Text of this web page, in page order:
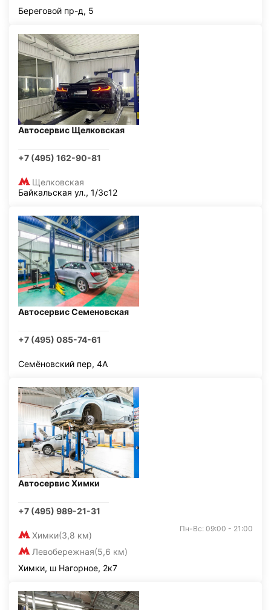
Береговой пр-д, 5
Автосервис Щелковская
+7 (495) 162-90-81
Щелковская
Байкальская ул., 1/3с12
Автосервис Семеновская
+7 (495) 085-74-61
Семёновский пер, 4А
Автосервис Химки
+7 (495) 989-21-31
Химки(3,8 км)
Левобережная(5,6 км)
Пн-Вс: 09:00 - 21:00
Химки, ш Нагорное, 2к7